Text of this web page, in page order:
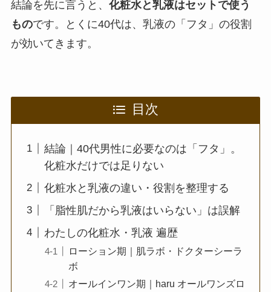
結論を先に言うと、 化粧水と乳液はセットで使う
ものです。とくに40代は、乳液の「フタ」の役割
が効いてきます。
目次
結論｜40代男性に必要なのは「フタ」。
化粧水だけでは足りない
化粧水と乳液の違い・役割を整理する
「脂性肌だから乳液はいらない」は誤解
わたしの化粧水・乳液 遍歴
ローション期｜肌ラボ・ドクターシーラ
ボ
オールインワン期｜haru オールワンズロ